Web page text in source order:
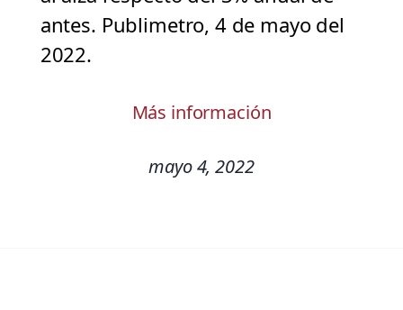
antes. Publimetro, 4 de mayo del
2022.
Más información
mayo 4, 2022